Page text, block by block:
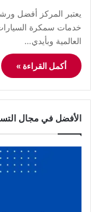
يعتبر المركز أفضل
خدمات سمكرة السيارات
العالمية وبأيدي…
أكمل القراءة »
الأفضل في مجال